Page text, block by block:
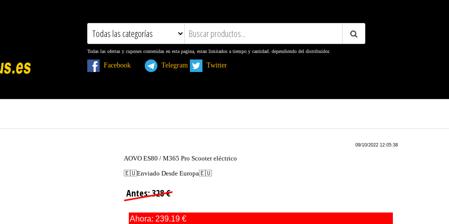
Todas las ofertas y cupones contenidas en esta pagina, estan limitados a tiempo y cantidad. dependiendo del distribuidor.
Facebook Telegram Twitter
09/10/2022 12:05:38
AOVO ES80 / M365 Pro Scooter eléctrico
🇪🇺Enviado Desde Europa🇪🇺
Antes: 328 €
Ahora: 239.19 €